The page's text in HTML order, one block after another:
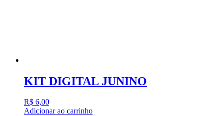
KIT DIGITAL JUNINO
R$ 6,00
Adicionar ao carrinho